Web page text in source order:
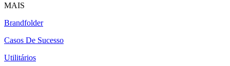
MAIS
Brandfolder
Casos De Sucesso
Utilitários